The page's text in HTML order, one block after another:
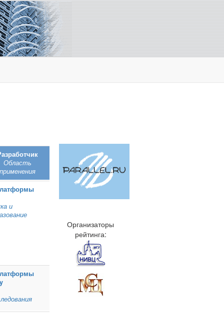
Область
и
Организаторы
рейтинга: